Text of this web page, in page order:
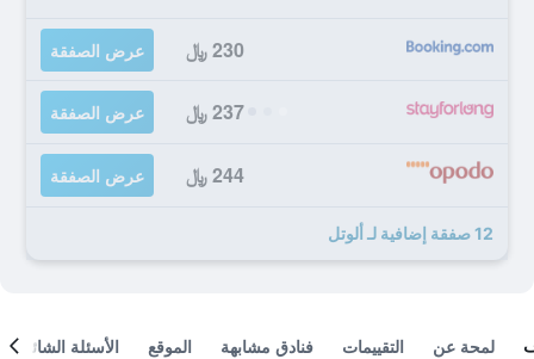
230 ﷼ عرض الصفقة
237 ﷼ عرض الصفقة
244 ﷼ عرض الصفقة
12 صفقة إضافية لـ ألوتل
لمحة عن التقييمات فنادق مشابهة الموقع الأسئلة الشائعة